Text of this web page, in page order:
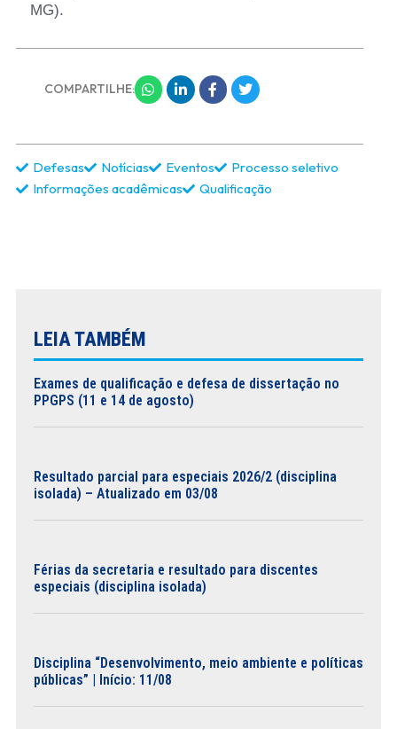
MG).
COMPARTILHE:
Defesas Notícias Eventos
Processo seletivo
Informações acadêmicas
Qualificação
LEIA TAMBÉM
Exames de qualificação e defesa de dissertação no
PPGPS (11 e 14 de agosto)
Resultado parcial para especiais 2026/2 (disciplina
isolada) – Atualizado em 03/08
Férias da secretaria e resultado para discentes
especiais (disciplina isolada)
Disciplina “Desenvolvimento, meio ambiente e políticas
públicas” | Início: 11/08